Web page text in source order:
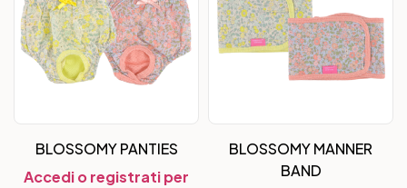
BLOSSOMY PANTIES
Accedi o registrati per
BLOSSOMY MANNER
BAND